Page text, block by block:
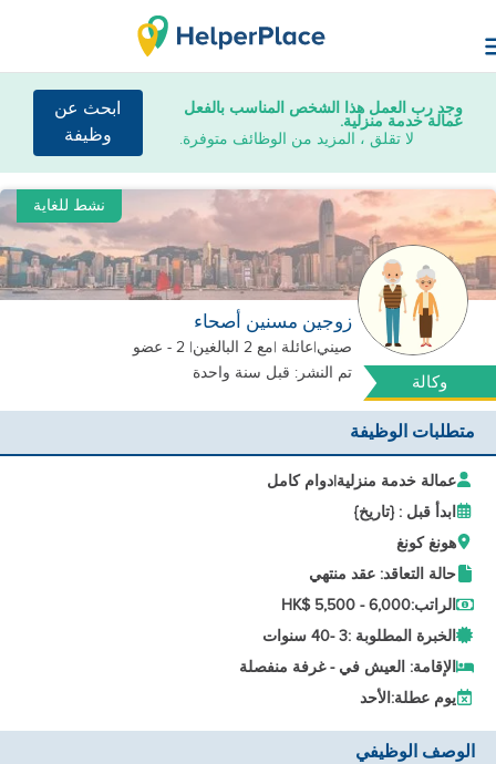
وجد رب العمل هذا الشخص المناسب بالفعل
عمالة خدمة منزلية.
لا تقلق ، المزيد من الوظائف متوفرة.
ابحث عن
وظيفة
وكالة
نشط للغاية
زوجين مسنين أصحاء
صيني|عائلة |مع 2 البالغين
| 2 - عضو
تم النشر: قبل سنة واحدة
متطلبات الوظيفة
عمالة خدمة منزلية|دوام كامل
ابدأ قبل : {تاريخ}
هونغ كونغ
حالة التعاقد: عقد منتهي
الراتب:HK$ 5,500 - 6,000
الخبرة المطلوبة :3 - 40 سنوات
الإقامة: العيش في - غرفة منفصلة
يوم عطلة: الأحد
الوصف الوظيفي